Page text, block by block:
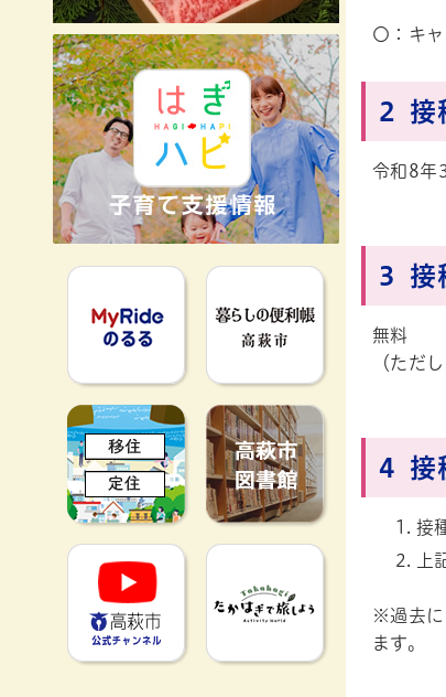
MyRideのるる 暮らし
移住定住
高萩市YouTube公式チ
たか
〇：キ
2 接
令和8年
3 接
無料
（ただ
4 接
接
上
※過去に
ます。